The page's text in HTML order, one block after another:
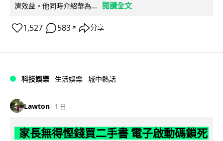
濟效益。他同時介紹華為...
閱讀全文
1,527 583 ↗ 分享
科技娛樂 生活娛樂 城中熱話
Lawton 1 日
家長無得慳錢買二手書 電子啟動碼鎖死